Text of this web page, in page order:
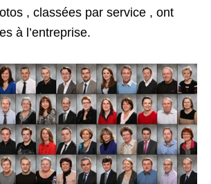
, classées par service , ont
à l’entreprise.